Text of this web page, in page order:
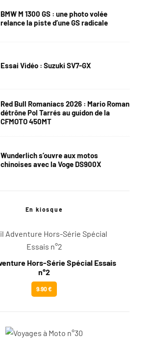
BMW M 1300 GS : une photo volée
relance la piste d’une GS radicale
Essai Vidéo : Suzuki SV7-GX
Red Bull Romaniacs 2026 : Mario Roman
détrône Pol Tarrés au guidon de la
CFMOTO 450MT
Wunderlich s’ouvre aux motos
chinoises avec la Voge DS900X
En kiosque
Hors-Série Spécial Essais
n°2
9.90 €